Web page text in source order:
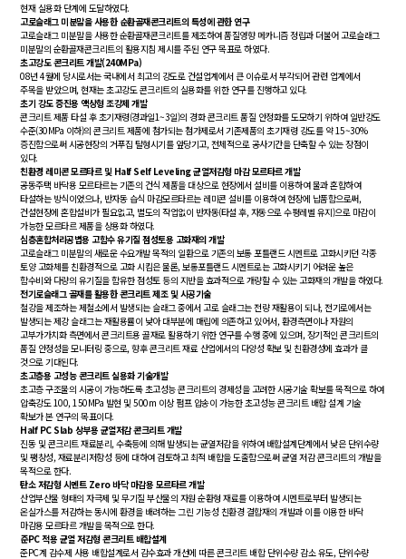
현재 실용화 단계에 도달하였다.
고로슬래그 미분말을 사용한 순환골재콘크리트의 특성에 관한 연구
고로슬래그 미분말을 사용한 순환골재콘크리트를 제조하여 품질영향 메카니즘 정립과 더불어 고로슬래그
미분말의 순환골재콘크리트의 활용지침 제시를 주된 연구 목표로 하였다.
초고강도 콘크리트 개발(240MPa)
08년 4월에 당시로서는 국내에서 최고의 강도로 건설업계에서 큰 이슈로서 부각되어 관련 업계에서
주목을 받았으며, 현재는 초고강도 콘크리트의 실용화를 위한 연구를 진행하고 있다.
초기 강도 증진용 액상형 조강제 개발
콘크리트 제품 타설 후 초기재령(경과일1~3일)의 경화 콘크리트 품질 안정화를 도모하기 위하여 일반강도
수준(30MPa 이하)의 콘크리트 제품에 첨가되는 첨가제로서 기존제품의 초기재령 강도를 약 15~30%
증진함으로써 시공현장의 거푸집 탈형시기를 앞당기고, 전체적으로 공사기간을 단축할 수 있는 장점이
있다.
친환경 레미콘 모르타르 및 Half Self Leveling 균열저감형 마감 모르타르 개발
공동주택 바닥용 모르타르는 기존의 건식 제품을 대상으로 현장에서 설비를 이용하여 물과 혼합하여
타설하는 방식이었으나, 반자동 습식 마감모르타르는 레미콘 설비를 이용하여 현장에 납품함으로써,
건설현장에 혼합설비가 필요없고, 별도의 작업없이 반자동(타설 후, 자동으로 수평레벨 유지)으로 마감이
가능한 모르타르 제품을 상용화 하였다.
심층혼합처리공법용 고함수 유기질 점성토용 고화재의 개발
고로슬래그 미분말의 새로운 수요개발 목적의 일환으로 기존의 보통 포틀랜드 시멘트로 고화시키던 각종
토양 고화체를 친환경적으로 고화 시킴은 물론, 보통포틀랜드 시멘트로는 고화시키기 어려운 높은
함수비와 다량의 유기질을 함유한 점성토 등의 지반을 효과적으로 개량할 수 있는 고화재의 개발을 하였다.
전기로슬래그 골재를 활용한 콘크리트 제조 및 시공기술
철강을 제조하는 제철소에서 발생되는 슬래그 중에서 고로 슬래그는 전량 재활용이 되나, 전기로에서는
발생되는 제강 슬래그는 재활용률이 낮아 대부분에 매립에 의존하고 있어서, 환경측면이나 자원의
고부가가치화 측면에서 콘크리트용 골재로 활용하기 위한 연구를 수행 중에 있으며, 장기적인 콘크리트의
품질 안정성을 모니터링 중으로, 향후 콘크리트 재료 산업에서의 다양성 확보 및 친환경성에 효과가 클
것으로 기대된다.
초고층용 고성능 콘크리트 실용화 기술개발
초고층 구조물의 시공이 가능하도록 초고성능 콘크리트의 경제성을 고려한 시공기술 확보를 목적으로 하여
압축강도 100, 150MPa 발현 및 500m 이상 펌프 압송이 가능한 초고성능 콘크리트 배합 설계 기술
확보가 본 연구의 목표이다.
Half PC Slab 상부용 균열저감 콘크리트 개발
진동 및 콘크리트 재료분리, 수축등에 의해 발생되는 균열저감을 위하여 배합설계단계에서 낮은 단위수량
및 팽창성, 재료분리저항성 등에 대하여 검토하고 최적 배합을 도출함으로써 균열 저감 콘크리트의 개발을
목적으로 한다.
탄소 저감형 시멘트 Zero 바닥 마감용 모르타르 개발
산업부산물 형태의 자극제 및 무기질 부산물의 자원 순환형 재료를 이용하여 시멘트로부터 발생되는
온실가스를 저감하는 동시에 환경을 배려하는 그린 기능성 친환경 결합재의 개발과 이를 이용한 바닥
마감용 모르타르 개발을 목적으로 한다.
준PC 적용 균열 저감형 콘크리트 배합설계
준PC계 감수제 사용 배합설계로서 감수효과 개선에 따른 콘크리트 배합 단위수량 감소 유도, 단위수량